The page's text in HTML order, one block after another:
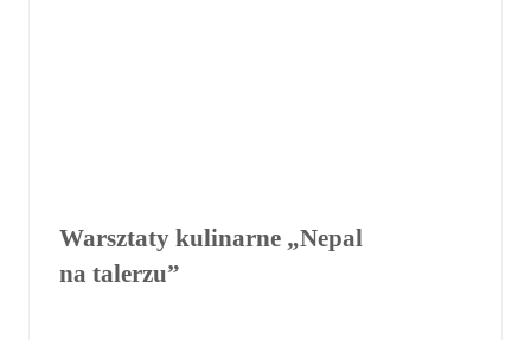
Warsztaty kulinarne „Nepal
na talerzu”